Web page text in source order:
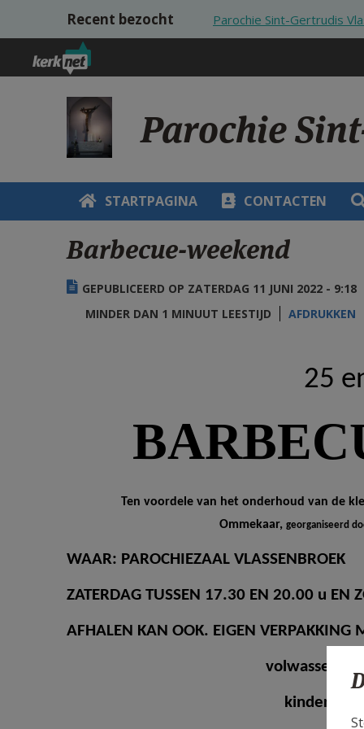
Overslaan en naar de inhoud gaan
Recent bezocht Parochie Sint-Gertrudis
Parochie
STARTPAGINA CONTACTEN
Barbecue-weekend
GEPUBLICEERD OP ZATERDAG 11 JUNI 2022 - 9:18
MINDER DAN 1 MINUUT LEESTIJD
AFDRUKKEN
25
Ten voordele van het onderhoud van de
Ommekaar, georganiseerd
WAAR: PAROCHIEZAAL VLASSENBROEK
ZATERDAG TUSSEN 17.30 EN 20.00 u EN
AFHALEN KAN OOK. EIGEN VERPAKKING
volwassene
kinderen 1